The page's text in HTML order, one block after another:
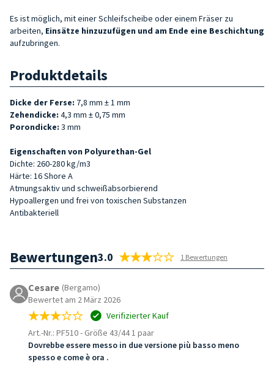
Es ist möglich, mit einer Schleifscheibe oder einem Fräser zu
arbeiten, Einsätze hinzuzufügen und am Ende eine Beschichtung
aufzubringen.
Produktdetails
Dicke der Ferse: 7,8 mm ± 1 mm
Zehendicke: 4,3 mm ± 0,75 mm
Porondicke: 3 mm
Eigenschaften von Polyurethan-Gel
Dichte: 260-280 kg/m3
Härte: 16 Shore A
Atmungsaktiv und schweißabsorbierend
Hypoallergen und frei von toxischen Substanzen
Antibakteriell
Bewertungen3.0 1 Bewertungen
Cesare (Bergamo)
Bewertet am 2 März 2026
Verifizierter Kauf
Art.-Nr.: PF510- Größe 43/44 1 paar
Dovrebbe essere messo in due versione più basso meno
spesso e come è ora .